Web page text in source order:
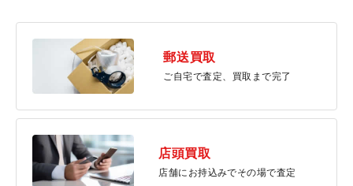
郵送買取
ご自宅で査定、買取まで完了
店頭買取
店舗にお持込みでその場で査定